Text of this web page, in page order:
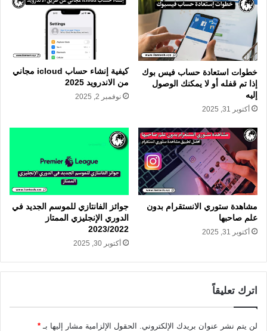
خطوات استعادة حساب فيس بوك
إذا تم قفله أو لا يمكنك الوصول
إليه
أكتوبر 31, 2025
كيفية إنشاء حساب icloud مجاني
من الاندرويد 2025
نوفمبر 2, 2025
مشاهدة ستوري الانستقرام بدون
علم صاحبها
أكتوبر 31, 2025
جوائز الفانتازي للموسم الجديد في
الدوري الإنجليزي الممتاز
2023/2022
أكتوبر 30, 2025
اترك تعليقاً
لن يتم نشر عنوان بريدك الإلكتروني. الحقول الإلزامية مشار إليها بـ *